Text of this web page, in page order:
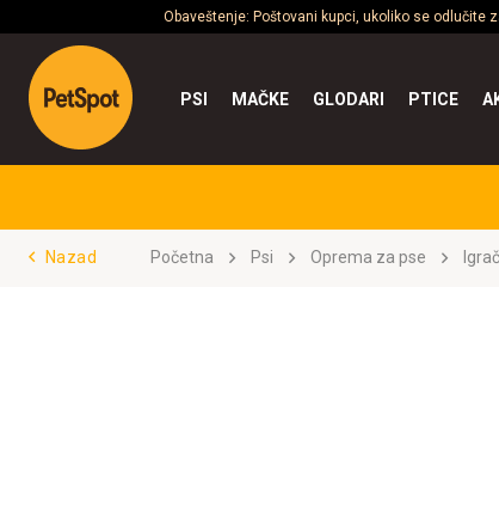
Obaveštenje: Poštovani kupci, ukoliko se odlučite
PSI MAČKE GLODARI PTICE
Nazad Početna Psi Oprema za pse